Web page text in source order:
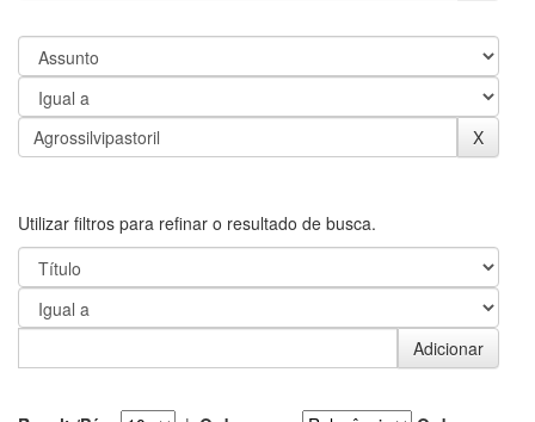
Utilizar filtros para refinar o resultado de busca.